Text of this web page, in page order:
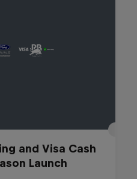
and Visa Cash
Launch